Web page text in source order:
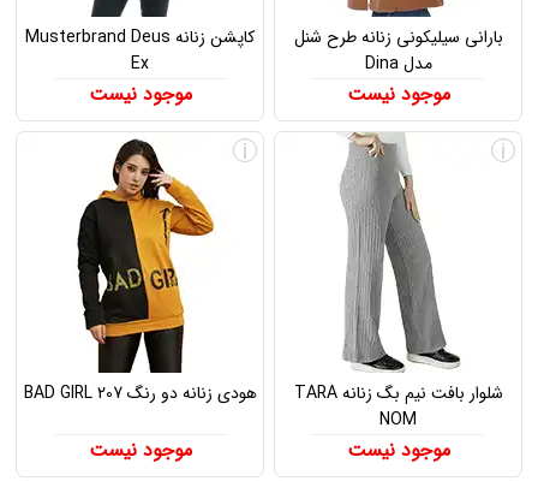
بارانی سیلیکونی زنانه طرح شنل
مدل Dina
موجود نیست
کاپشن زنانه Musterbrand Deus
Ex
موجود نیست
شلوار بافت نیم بگ زنانه TARA
NOM
موجود نیست
i
هودی زنانه دو رنگ BAD GIRL 207
موجود نیست
i